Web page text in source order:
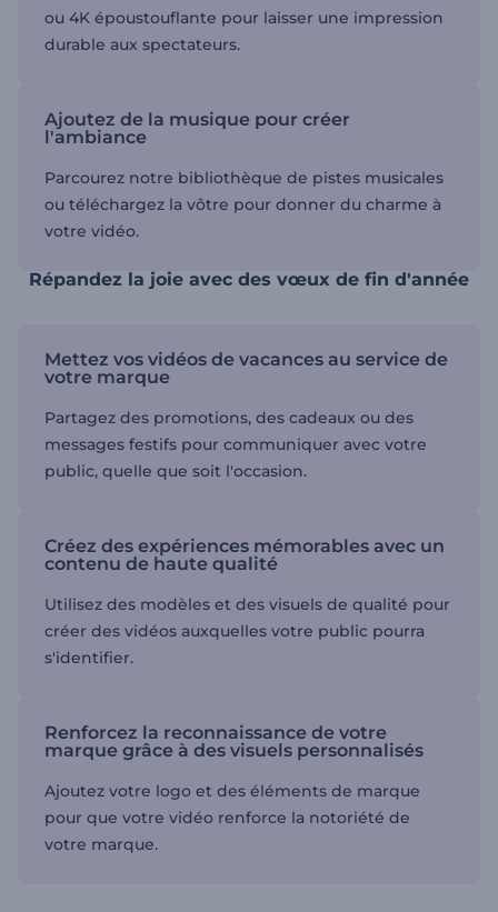
ou 4K époustouflante pour laisser une impression
durable aux spectateurs.
Ajoutez de la musique pour créer
l'ambiance
Parcourez notre bibliothèque de pistes musicales
ou téléchargez la vôtre pour donner du charme à
votre vidéo.
Répandez la joie avec des vœux de fin d'année
Mettez vos vidéos de vacances au service de
votre marque
Partagez des promotions, des cadeaux ou des
messages festifs pour communiquer avec votre
public, quelle que soit l'occasion.
Créez des expériences mémorables avec un
contenu de haute qualité
Utilisez des modèles et des visuels de qualité pour
créer des vidéos auxquelles votre public pourra
s'identifier.
Renforcez la reconnaissance de votre
marque grâce à des visuels personnalisés
Ajoutez votre logo et des éléments de marque
pour que votre vidéo renforce la notoriété de
votre marque.